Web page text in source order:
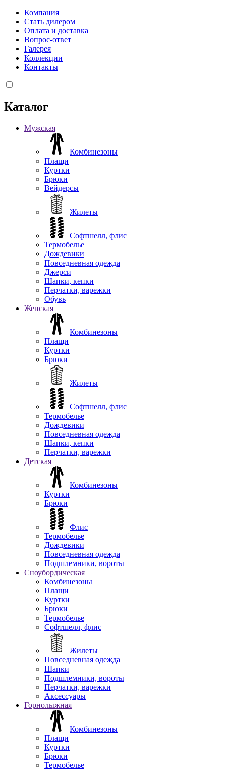
Компания
Стать дилером
Оплата и доставка
Вопрос-ответ
Галерея
Коллекции
Контакты
Каталог
Мужская
Комбинезоны
Плащи
Куртки
Брюки
Вейдерсы
Жилеты
Софтшелл, флис
Термобелье
Дождевики
Повседневная одежда
Джерси
Шапки, кепки
Перчатки, варежки
Обувь
Женская
Комбинезоны
Плащи
Куртки
Брюки
Жилеты
Софтшелл, флис
Термобелье
Дождевики
Повседневная одежда
Шапки, кепки
Перчатки, варежки
Детская
Комбинезоны
Куртки
Брюки
Флис
Термобелье
Дождевики
Повседневная одежда
Подшлемники, вороты
Сноубордическая
Комбинезоны
Плащи
Куртки
Брюки
Термобелье
Софтшелл, флис
Жилеты
Повседневная одежда
Шапки
Подшлемники, вороты
Перчатки, варежки
Аксессуары
Горнолыжная
Комбинезоны
Плащи
Куртки
Брюки
Термобелье